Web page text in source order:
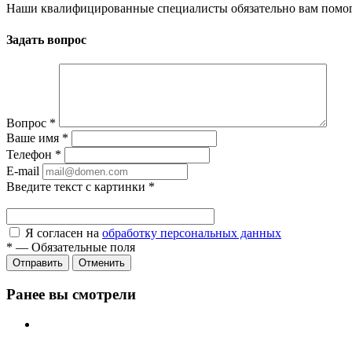
Наши квалифицированные специалисты обязательно вам
Задать вопрос
Вопрос *
Ваше имя *
Телефон *
E-mail
Введите текст с картинки *
Я согласен на обработку персональных данных
* — Обязательные поля
Отправить Отменить
Ранее вы смотрели